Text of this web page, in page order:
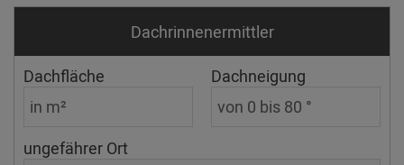
Dachrinnen­ermittler
Dachfläche Dachneigung
ungefährer Ort